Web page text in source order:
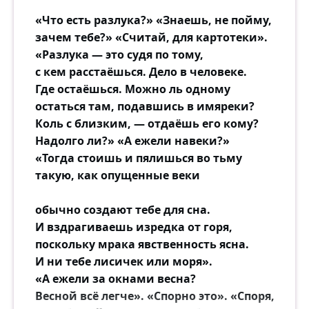
«Что есть разлука?» «Знаешь, не пойму,
зачем тебе?» «Считай, для картотеки».
«Разлука — это судя по тому,
с кем расстаёшься. Дело в человеке.
Где остаёшься. Можно ль одному
остаться там, подавшись в имяреки?
Коль с близким, — отдаёшь его кому?
Надолго ли?» «А ежели навеки?»
«Тогда стоишь и пялишься во тьму
такую, как опущенные веки
обычно создают тебе для сна.
И вздрагиваешь изредка от горя,
поскольку мрака явственность ясна.
И ни тебе лисичек или моря».
«А ежели за окнами весна?
Весной всё легче». «Спорно это». «Споря,